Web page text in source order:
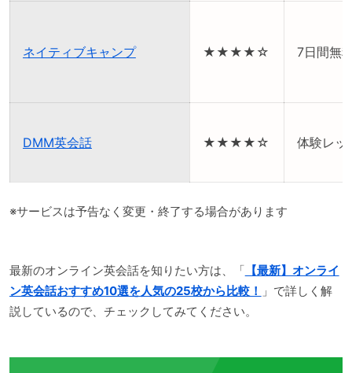
ネイティブキャンプ ★★★★☆ 7日間無
DMM英会話 ★★★★☆ 体験レッ
※サービスは予告なく変更・終了する場合があります
最新のオンライン英会話を知りたい方は、「 【最新】オンライ
ン英会話おすすめ10選を人気の25校から比較！ 」で詳しく解
説しているので、チェックしてみてください。